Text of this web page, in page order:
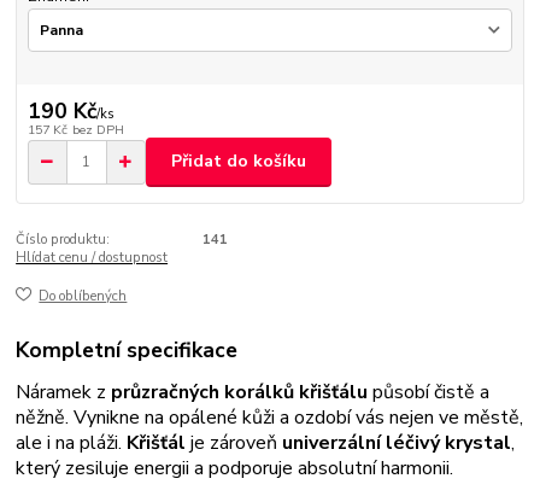
190 Kč/ks
157 Kč bez DPH
Přidat do košíku
Číslo produktu:
141
Hlídat cenu / dostupnost
Do oblíbených
Kompletní specifikace
Náramek z průzračných korálků křišťálu působí čistě a
něžně. Vynikne na opálené kůži a ozdobí vás nejen ve městě,
ale i na pláži. Křišťál je zároveň univerzální léčivý krystal,
který zesiluje energii a podporuje absolutní harmonii.